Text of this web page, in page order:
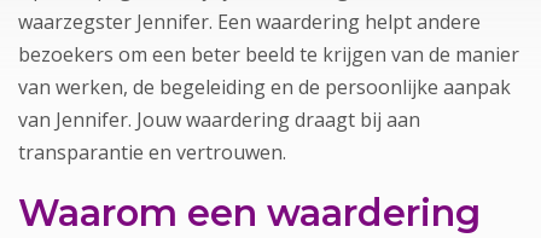
waarzegster Jennifer. Een waardering helpt andere
bezoekers om een beter beeld te krijgen van de manier
van werken, de begeleiding en de persoonlijke aanpak
van Jennifer. Jouw waardering draagt bij aan
transparantie en vertrouwen.
Waarom een waardering